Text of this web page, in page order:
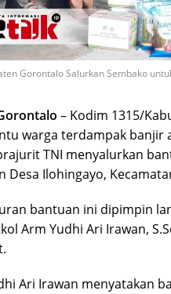
Gorontalo Salurkan Sembako
– Kodim 1315/
warga terdampak banjir
TNI menyalurkan
Desa Ilohingayo,
bantuan ini dipimpin
Arm Yudhi Ari Irawan,
Ari Irawan menyatakan